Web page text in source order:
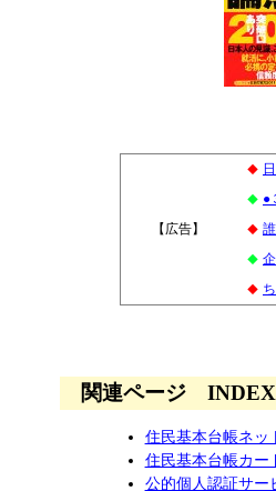
【広告】
◆
◆ ●
◆
◆
◆
関連ページ
住民基本台帳ネッ
住民基本台帳カー
公的個人認証サー